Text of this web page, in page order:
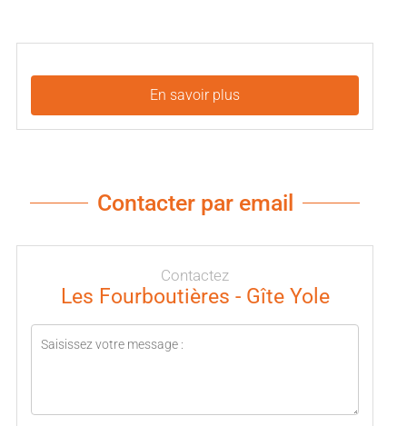
En savoir plus
Contacter par email
Contactez
Les Fourboutières - Gîte Yole